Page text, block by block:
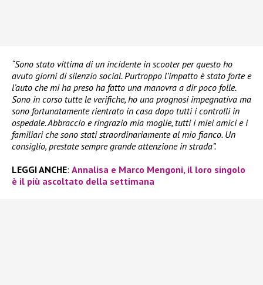
“Sono stato vittima di un incidente in scooter per questo ho
avuto giorni di silenzio social. Purtroppo l’impatto è stato forte e
l’auto che mi ha preso ha fatto una manovra a dir poco folle.
Sono in corso tutte le verifiche, ho una prognosi impegnativa ma
sono fortunatamente rientrato in casa dopo tutti i controlli in
ospedale. Abbraccio e ringrazio mia moglie, tutti i miei amici e i
familiari che sono stati straordinariamente al mio fianco. Un
consiglio, prestate sempre grande attenzione in strada”.
LEGGI ANCHE: Annalisa e Marco Mengoni, il loro singolo
è il più ascoltato della settimana